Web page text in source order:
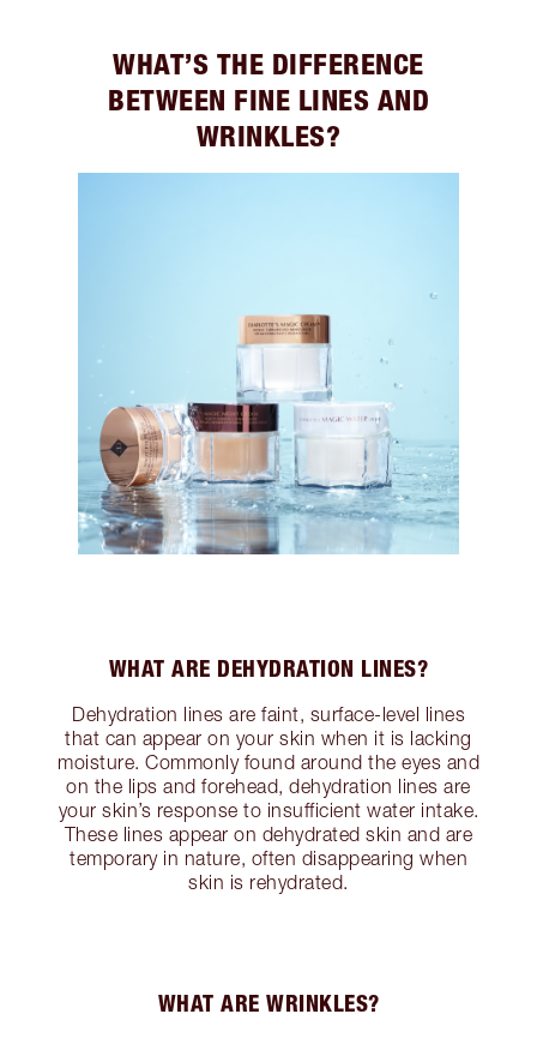
WHAT’S THE DIFFERENCE
BETWEEN FINE LINES AND
WRINKLES?
WHAT ARE DEHYDRATION LINES?
Dehydration lines are faint, surface-level lines
that can appear on your skin when it is lacking
moisture. Commonly found around the eyes and
on the lips and forehead, dehydration lines are
your skin’s response to insufficient water intake.
These lines appear on dehydrated skin and are
temporary in nature, often disappearing when
skin is rehydrated.
WHAT ARE WRINKLES?